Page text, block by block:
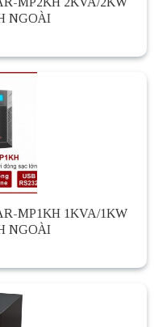
NGOÀI
MP1KH 1KVA/1KW
NGOÀI